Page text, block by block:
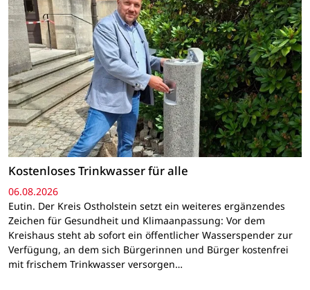
Kostenloses Trinkwasser für alle
06.08.2026
Eutin. Der Kreis Ostholstein setzt ein weiteres ergänzendes
Zeichen für Gesundheit und Klimaanpassung: Vor dem
Kreishaus steht ab sofort ein öffentlicher Wasserspender zur
Verfügung, an dem sich Bürgerinnen und Bürger kostenfrei
mit frischem Trinkwasser versorgen…